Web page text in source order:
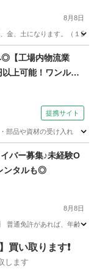
8月8日
金、土になります。（１
社会福祉法人
◎【工場内物流業
上可能！ワンルー
提携サイト
部品や資材の受け入れ
バー募集♪未経験O
ンタルも◎
8月8日
通免許があれば、年齢・
買い取ります❗️
します